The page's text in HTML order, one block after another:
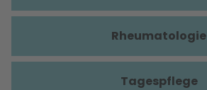
Rheumatologie
Tagespflege